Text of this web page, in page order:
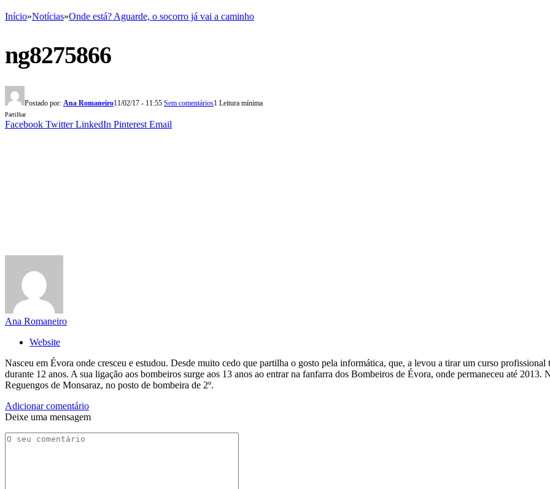
Início»Notícias»Onde está? Aguarde, o socorro já vai a caminho
ng8275866
Postado por: Ana Romaneiro11/02/17 - 11:55 Sem comentários1 Leitura mínima
Partilhar
Facebook Twitter LinkedIn Pinterest Email
Ana Romaneiro
Website
Nasceu em Évora onde cresceu e estudou. Desde muito cedo que partilha o gosto pela informática, que, a levou a tirar um curso
durante 12 anos. A sua ligação aos bombeiros surge aos 13 anos ao entrar na fanfarra dos Bombeiros de Évora, onde permaneceu até
Reguengos de Monsaraz, no posto de bombeira de 2º.
Adicionar comentário
Deixe uma mensagem